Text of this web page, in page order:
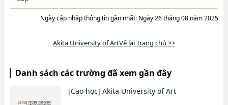
Ngày cập nhập thông tin gần nhất: Ngày 26 tháng 08 năm 2025
Akita University of ArtVề lại Trang chủ >>
Danh sách các trường đã xem gần đây
[Cao học] Akita University of Art